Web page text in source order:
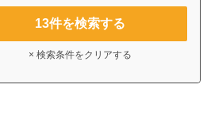
13件を検索する
× 検索条件をクリアする